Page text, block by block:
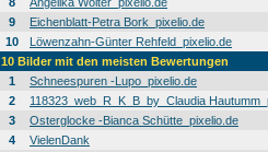
9
Eichenblatt-Petra Bork_pixelio.de
10
Löwenzahn-Günter Rehfeld_pixelio.de
10 Bilder mit den meisten Bewertungen
1
Schneespuren -Lupo_pixelio.de
2
118323_web_R_K_B_by_Claudia
3
Osterglocke -Bianca Schütte_pixelio.de
4
VielenDank